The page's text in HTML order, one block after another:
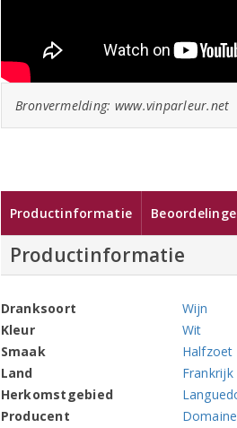
Bronvermelding: www.vinparleur.net
Productinformatie
Productinformatie
Dranksoort
Wijn
Kleur
Wit
Smaak
Halfzoet
Land
Frankrijk
Herkomstgebied
Producent